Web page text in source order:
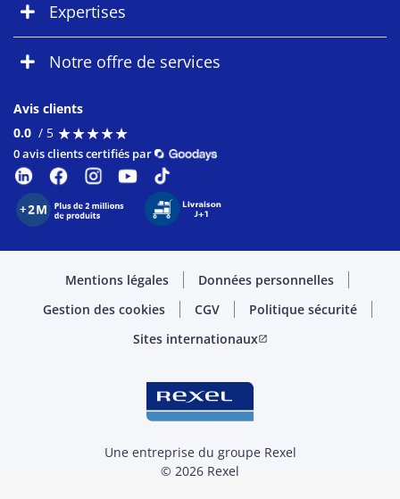
Expertises
Notre offre de services
Avis clients
0.0 / 5 ★★★★★
★★★★★
0 avis clients certifiés par
Mentions légales
Données personnelles
Gestion des cookies
CGV
Politique sécurité
Sites internationauxopen_in_new
Une entreprise du groupe Rexel
© 2026 Rexel